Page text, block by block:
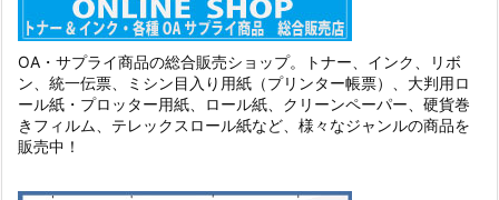
OA・サプライ商品の総合販売ショップ。トナー、インク、リボ
ン、統一伝票、ミシン目入り用紙（プリンター帳票）、大判用ロ
ール紙・プロッター用紙、ロール紙、クリーンペーパー、硬貨巻
きフィルム、テレックスロール紙など、様々なジャンルの商品を
販売中！